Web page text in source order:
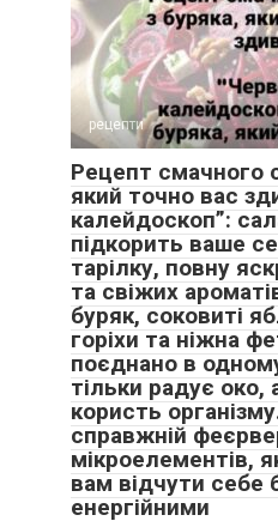
рецепти
Рецепт смачного
який точно вас
калейдоскоп”:
підкорить ваше
тарілку, повну
та свіжих
буряк, соковиті
горіхи та ніжна
поєднано в
тільки радує око,
користь
справжній
мікроелементів,
вам відчути себе
енергійними